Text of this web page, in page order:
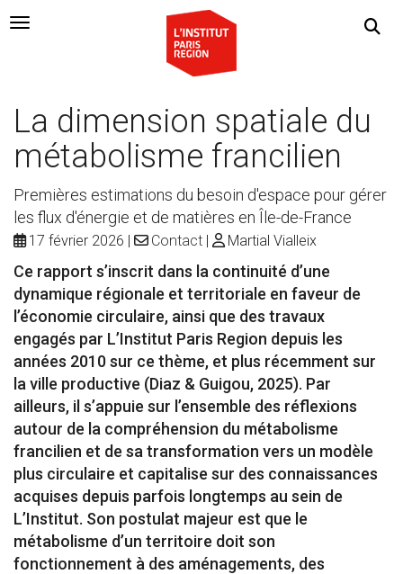
Navigation Toggle
La dimension spatiale du
métabolisme francilien
Premières estimations du besoin d'espace pour gérer
les flux d'énergie et de matières en Île-de-France
17 février 2026 Contact Martial Vialleix
Ce rapport s’inscrit dans la continuité d’une
dynamique régionale et territoriale en faveur de
l’économie circulaire, ainsi que des travaux
engagés par L’Institut Paris Region depuis les
années 2010 sur ce thème, et plus récemment sur
la ville productive (Diaz & Guigou, 2025). Par
ailleurs, il s’appuie sur l’ensemble des réflexions
autour de la compréhension du métabolisme
francilien et de sa transformation vers un modèle
plus circulaire et capitalise sur des connaissances
acquises depuis parfois longtemps au sein de
L’Institut. Son postulat majeur est que le
métabolisme d’un territoire doit son
fonctionnement à des aménagements, des